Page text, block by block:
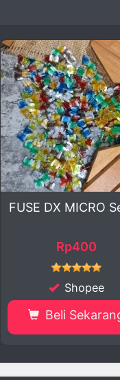
Minyak Rem
Rp1.753
Shopee
Beli